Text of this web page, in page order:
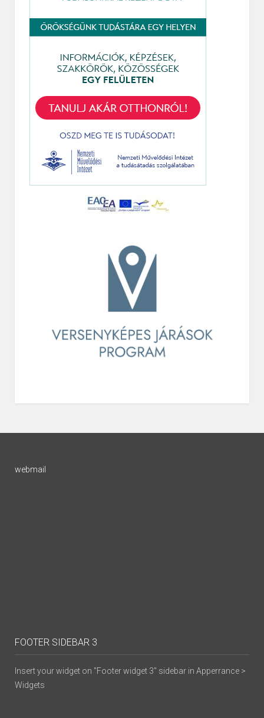
webmail
FOOTER SIDEBAR 3
Insert your widget on "Footer widget 3" sidebar in Apperrance >
Widgets